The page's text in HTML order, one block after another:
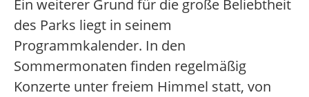
Ein weiterer Grund für die große Beliebtheit
des Parks liegt in seinem
Programmkalender. In den
Sommermonaten finden regelmäßig
Konzerte unter freiem Himmel statt, von